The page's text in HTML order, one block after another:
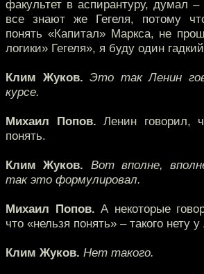
факультет в аспирантуру, думал
все знают же Гегеля, потому
понять «Капитал» Маркса, не
логики» Гегеля», я буду один
Клим Жуков. Это так Ленин
курсе.
Михаил Попов. Ленин говорил,
понять.
Клим Жуков. Вот вполне,
так это формулировал.
Михаил Попов. А некоторые
что «нельзя понять» – такого нету
Клим Жуков. Нет такого.